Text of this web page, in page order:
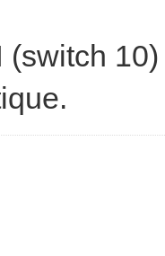
(switch